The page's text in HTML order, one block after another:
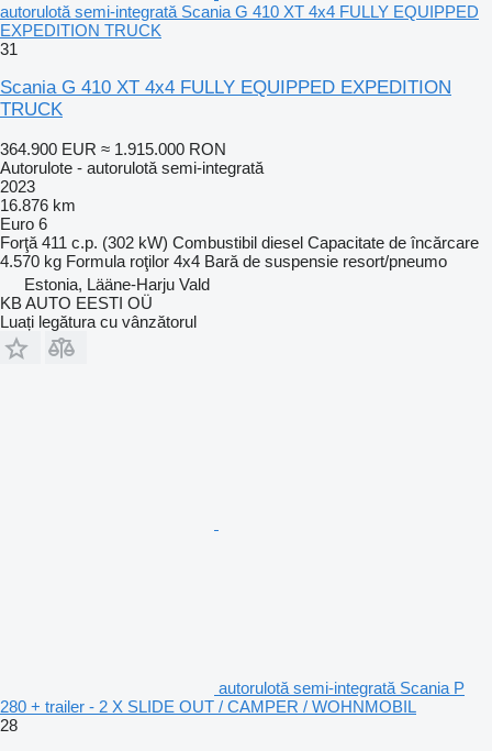
autorulotă semi-integrată Scania G 410 XT 4x4 FULLY EQUIPPED
EXPEDITION TRUCK
31
Scania G 410 XT 4x4 FULLY EQUIPPED EXPEDITION
TRUCK
364.900 EUR ≈ 1.915.000 RON
Autorulote - autorulotă semi-integrată
2023
16.876 km
Euro 6
Forţă 411 c.p. (302 kW) Combustibil diesel Capacitate de încărcare
4.570 kg Formula roţilor 4x4 Bară de suspensie resort/pneumo
Estonia, Lääne-Harju Vald
KB AUTO EESTI OÜ
Luați legătura cu vânzătorul
autorulotă semi-integrată Scania P
280 + trailer - 2 X SLIDE OUT / CAMPER / WOHNMOBIL
28